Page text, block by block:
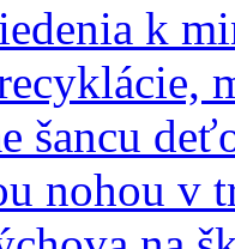
k
šancu
nohou v